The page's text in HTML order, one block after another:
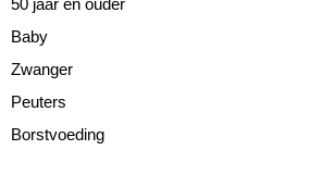
Baby
Zwanger
Peuters
Borstvoeding